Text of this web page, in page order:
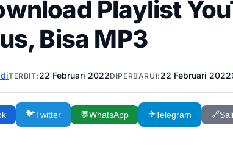
Playlist
Bisa MP3
TERBIT:22 Februari 2022DIPERBARUI: 22 Februari 2022
🐦Twitter 💬WhatsApp ✈️Telegram 🔗